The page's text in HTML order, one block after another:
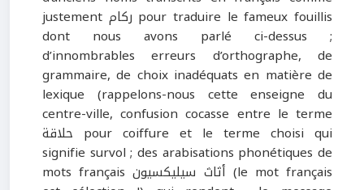
justement ركام pour traduire le fameux fouillis
dont nous avons parlé ci-dessus ;
d’innombrables erreurs d’orthographe, de
grammaire, de choix inadéquats en matière de
lexique (rappelons-nous cette enseigne du
centre-ville, confusion cocasse entre le terme
حلاقة pour coiffure et le terme choisi qui
signifie survol ; des arabisations phonétiques de
mots français أثاث سيليكسيون (le mot français